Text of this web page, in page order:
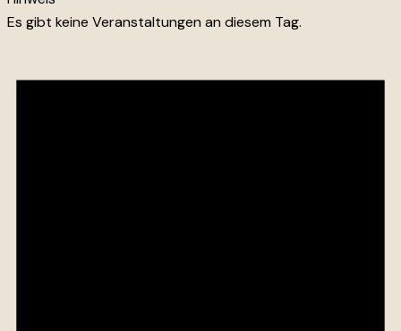
Es gibt keine Veranstaltungen an diesem Tag.